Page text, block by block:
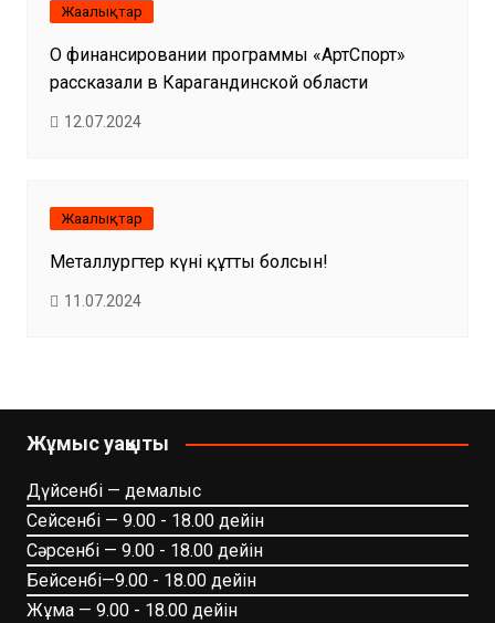
Жаңалықтар
О финансировании программы «АртСпорт»
рассказали в Карагандинской области
12.07.2024
Жаңалықтар
Металлургтер күні құтты болсын!
11.07.2024
Жұмыс уақыты
Дүйсенбі — демалыс
Сейсенбі — 9.00 - 18.00 дейін
Сәрсенбі — 9.00 - 18.00 дейін
Бейсенбі—9.00 - 18.00 дейін
Жұма — 9.00 - 18.00 дейін